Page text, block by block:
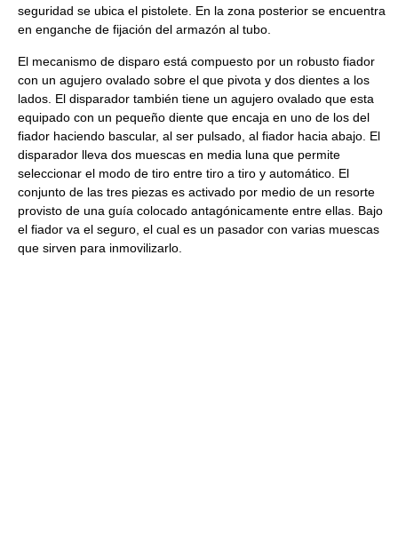
seguridad se ubica el pistolete. En la zona posterior se encuentra
en enganche de fijación del armazón al tubo.
El mecanismo de disparo está compuesto por un robusto fiador
con un agujero ovalado sobre el que pivota y dos dientes a los
lados. El disparador también tiene un agujero ovalado que esta
equipado con un pequeño diente que encaja en uno de los del
fiador haciendo bascular, al ser pulsado, al fiador hacia abajo. El
disparador lleva dos muescas en media luna que permite
seleccionar el modo de tiro entre tiro a tiro y automático. El
conjunto de las tres piezas es activado por medio de un resorte
provisto de una guía colocado antagónicamente entre ellas. Bajo
el fiador va el seguro, el cual es un pasador con varias muescas
que sirven para inmovilizarlo.